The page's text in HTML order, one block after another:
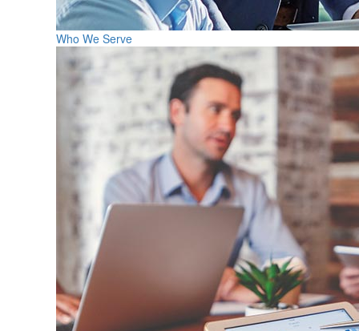
Who We Serve